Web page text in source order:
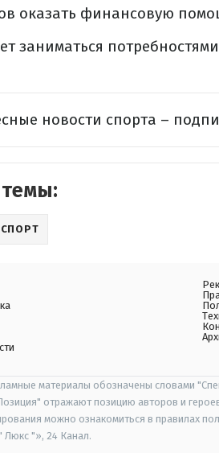
оказать финансовую
заниматься
новости спорта –
СПОРТ
материалы обозначены словами
отражают позицию авторов и
можно ознакомиться в правилах
Люкс "», 24 Канал.